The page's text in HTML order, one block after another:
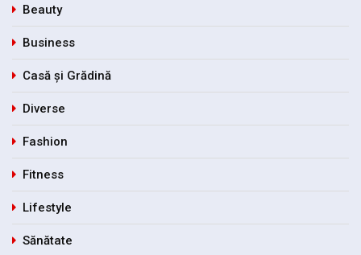
Beauty
Business
Casă și Grădină
Diverse
Fashion
Fitness
Lifestyle
Sănătate